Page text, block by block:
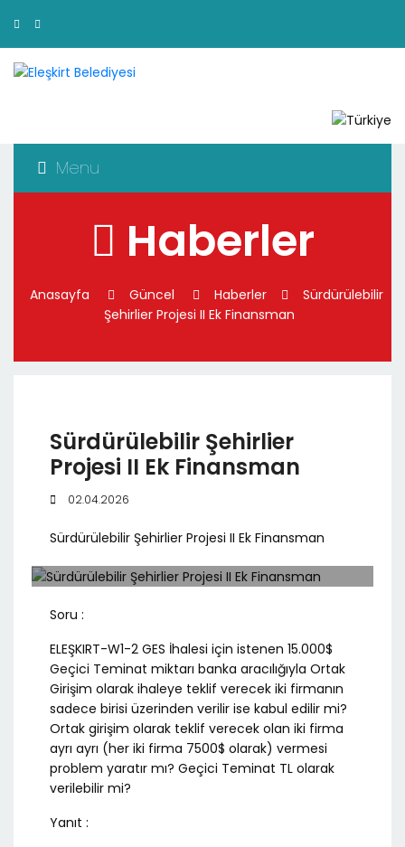
Menu
Haberler
Anasayfa Güncel Haberler
Sürdürülebilir
Şehirlier Projesi II Ek Finansman
Sürdürülebilir Şehirlier
Projesi II Ek Finansman
02.04.2026
Sürdürülebilir Şehirlier Projesi II Ek Finansman
Soru :
ELEŞKIRT-W1-2 GES İhalesi için istenen 15.000$
Geçici Teminat miktarı banka aracılığıyla Ortak
Girişim olarak ihaleye teklif verecek iki firmanın
sadece birisi üzerinden verilir ise kabul edilir mi?
Ortak girişim olarak teklif verecek olan iki firma
ayrı ayrı (her iki firma 7500$ olarak) vermesi
problem yaratır mı? Geçici Teminat TL olarak
verilebilir mi?
Yanıt :